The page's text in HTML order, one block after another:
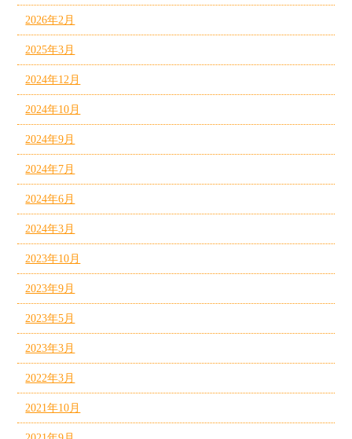
2026年2月
2025年3月
2024年12月
2024年10月
2024年9月
2024年7月
2024年6月
2024年3月
2023年10月
2023年9月
2023年5月
2023年3月
2022年3月
2021年10月